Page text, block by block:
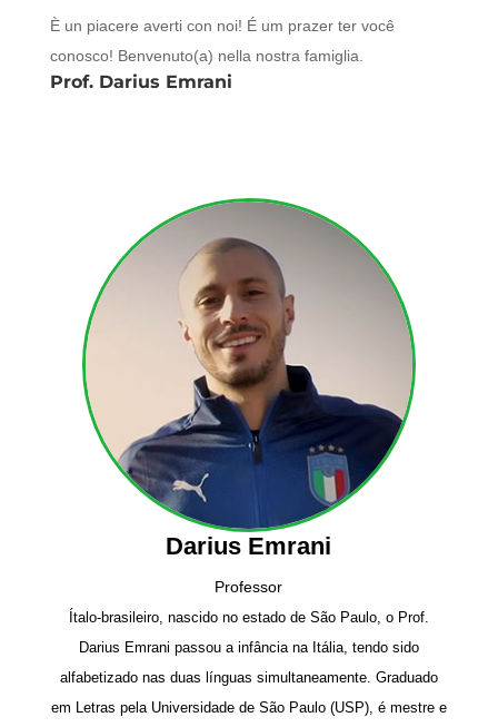
È un piacere averti con noi! É um prazer ter você
conosco! Benvenuto(a) nella nostra famiglia.
Prof. Darius Emrani
Darius Emrani
Professor
Ítalo-brasileiro, nascido no estado de São Paulo, o Prof.
Darius Emrani passou a infância na Itália, tendo sido
alfabetizado nas duas línguas simultaneamente. Graduado
em Letras pela Universidade de São Paulo (USP), é mestre e